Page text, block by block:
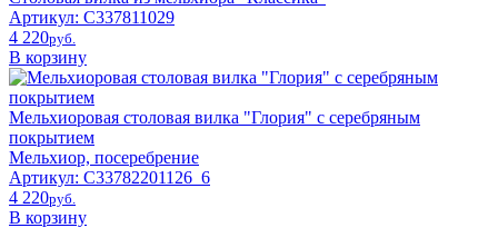
Артикул: С337811029
4 220pyб.
В корзину
Мельхиоровая столовая вилка "Глория" с серебряным
покрытием
Мельхиор, посеребрение
Артикул: С33782201126_6
4 220pyб.
В корзину